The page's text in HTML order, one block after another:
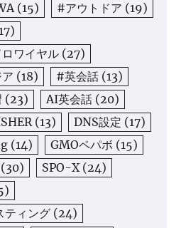
(15) #アウトドア (19)
ワイヤル (27)
(18) #英会話 (13)
(23) AI英会話 (20)
(13) DNS設定 (17)
(14) GMOペパボ (15)
(30) SPO-X(24)
ティング (24)